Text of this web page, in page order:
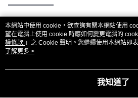
熱門標籤
本網站中使用 cookie，欲查詢有關本網站使用
望在電腦上使用 cookie 時應如何變更電腦的
權條款 」之 Cookie 聲明。您繼續使用本網站即
用條款之 Cookie 聲明使用 cookie。
了解更多 >
我知道了